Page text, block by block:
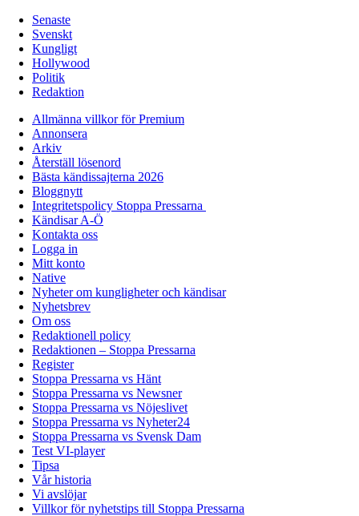
Senaste
Svenskt
Kungligt
Hollywood
Politik
Redaktion
Allmänna villkor för Premium
Annonsera
Arkiv
Återställ lösenord
Bästa kändissajterna 2026
Bloggnytt
Integritetspolicy Stoppa Pressarna
Kändisar A-Ö
Kontakta oss
Logga in
Mitt konto
Native
Nyheter om kungligheter och kändisar
Nyhetsbrev
Om oss
Redaktionell policy
Redaktionen – Stoppa Pressarna
Register
Stoppa Pressarna vs Hänt
Stoppa Pressarna vs Newsner
Stoppa Pressarna vs Nöjeslivet
Stoppa Pressarna vs Nyheter24
Stoppa Pressarna vs Svensk Dam
Test VI-player
Tipsa
Vår historia
Vi avslöjar
Villkor för nyhetstips till Stoppa Pressarna